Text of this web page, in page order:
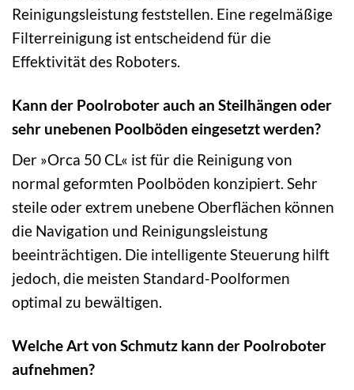
Reinigungsleistung feststellen. Eine regelmäßige
Filterreinigung ist entscheidend für die
Effektivität des Roboters.
Kann der Poolroboter auch an Steilhängen oder
sehr unebenen Poolböden eingesetzt werden?
Der »Orca 50 CL« ist für die Reinigung von
normal geformten Poolböden konzipiert. Sehr
steile oder extrem unebene Oberflächen können
die Navigation und Reinigungsleistung
beeinträchtigen. Die intelligente Steuerung hilft
jedoch, die meisten Standard-Poolformen
optimal zu bewältigen.
Welche Art von Schmutz kann der Poolroboter
aufnehmen?